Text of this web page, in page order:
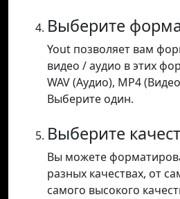
Выберите
Yout позволяет вам
видео / аудио в этих
WAV (Аудио), MP4
Выберите один.
Выберите
Вы можете
разных качествах, от
самого высокого